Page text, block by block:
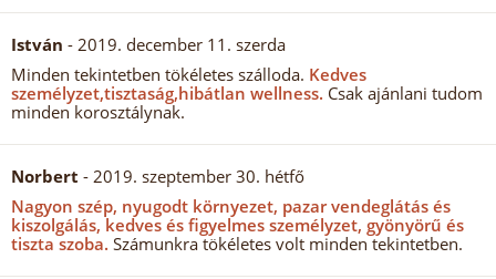
István - 2019. december 11. szerda
Minden tekintetben tökéletes szálloda. Kedves
személyzet,tisztaság,hibátlan wellness. Csak ajánlani tudom
minden korosztálynak.
Norbert - 2019. szeptember 30. hétfő
Nagyon szép, nyugodt környezet, pazar vendeglátás és
kiszolgálás, kedves és figyelmes személyzet, gyönyörű és
tiszta szoba. Számunkra tökéletes volt minden tekintetben.